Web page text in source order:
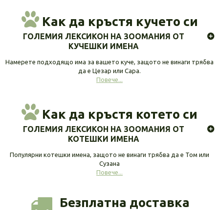
Как да кръстя кучето си
ГОЛЕМИЯ ЛЕКСИКОН НА ЗООМАНИЯ ОТ
КУЧЕШКИ ИМЕНА
Намерете подходящо има за вашето куче, защото не винаги трябва
да е Цезар или Сара.
Повече...
Как да кръстя котето си
ГОЛЕМИЯ ЛЕКСИКОН НА ЗООМАНИЯ ОТ
КОТЕШКИ ИМЕНА
Популярни котешки имена, защото не винаги трябва да е Том или
Сузана
Повече...
Безплатна доставка